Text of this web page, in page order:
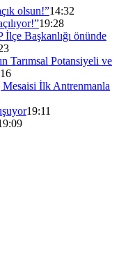
olsun!”14:32
19:28
Başkanlığı önünde
Tarımsal Potansiyeli ve
İlk Antrenmanla
19:11